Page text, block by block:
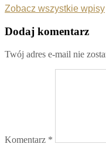
Zobacz wszystkie wpisy
Dodaj komentarz
Twój adres e-mail nie
Komentarz *